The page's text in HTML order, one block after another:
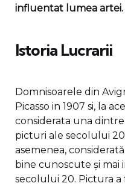
influentat lumea artei.
Istoria Lucrarii
Domnisoarele din
Picasso in 1907 si, la
considerata una
picturi ale secolului
asemenea,
bine cunoscute și
secolului 20. Pictura a